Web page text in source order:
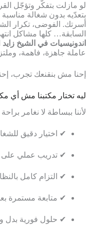
لو مازلت بتفكّر وتؤجّل
بتعدّيه بدون شغالة
أسرتك. الفوضى، تكرار
السابقة… كلها مشاكل
اندونيسيات في الشيخ زايد
عاملة جاهزة، فاهمة،
إحنا مش بنقنعك تجرب،
ليه تختار مكتبنا مش أي
لأننا ببساطة لا نغامر
✔ اختيار دقيق
✔ تدريب عملي على
✔ التزام كامل
✔ متابعة مستمرة
✔ حلول فورية بدل